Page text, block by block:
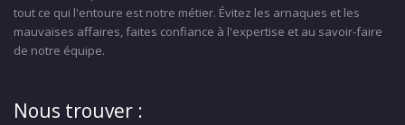
tout ce qui l'entoure est notre métier. Évitez les arnaques et les
mauvaises affaires, faites confiance à l'expertise et au savoir-faire
de notre équipe.
Nous trouver :